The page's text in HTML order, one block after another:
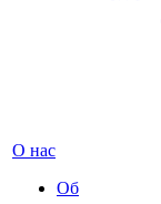
О нас
Об